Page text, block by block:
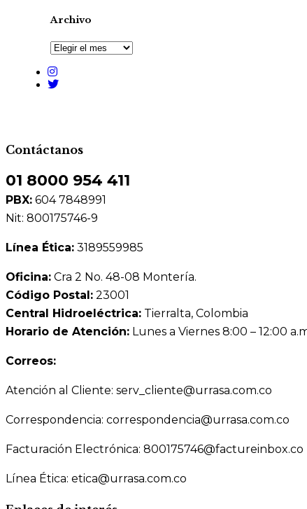
Archivo
Contáctanos
01 8000 954 411
PBX: 604 7848991
Nit: 800175746-9
Línea Ética: 3189559985
Oficina: Cra 2 No. 48-08 Montería.
Código Postal: 23001
Central Hidroeléctrica: Tierralta, Colombia
Horario de Atención: Lunes a Viernes 8:00 – 12:00
Correos:
Atención al Cliente: serv_cliente@urrasa.com.co
Correspondencia: correspondencia@urrasa.com.co
Facturación Electrónica: 800175746@factureinbox.co
Línea Ética: etica@urrasa.com.co